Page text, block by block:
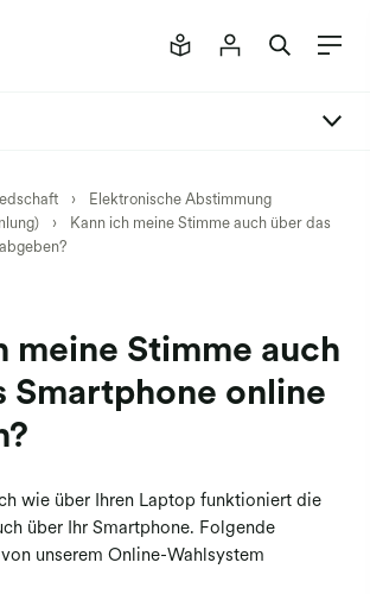
›
Elektronische Abstimmung
›
Kann ich meine Stimme auch über das
meine Stimme auch
Smartphone online
wie über Ihren Laptop funktioniert die
über Ihr Smartphone. Folgende
unserem Online-Wahlsystem